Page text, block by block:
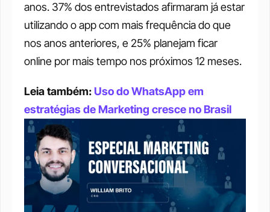
anos. 37% dos entrevistados afirmaram já estar
utilizando o app com mais frequência do que
nos anos anteriores, e 25% planejam ficar
online por mais tempo nos próximos 12 meses.
Leia também: Uso do WhatsApp em
estratégias de Marketing cresce no Brasil